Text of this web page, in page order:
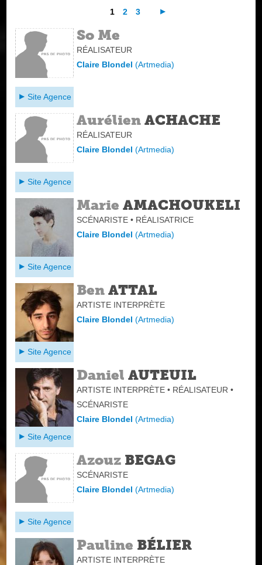
1 2 3
So Me
RÉALISATEUR
Claire Blondel(Artmedia)
Site Agence
Aurélien ACHACHE
RÉALISATEUR
Claire Blondel(Artmedia)
Site Agence
Marie AMACHOUKELI
SCÉNARISTE • RÉALISATRICE
Claire Blondel(Artmedia)
Site Agence
Ben ATTAL
ARTISTE INTERPRÈTE
Claire Blondel(Artmedia)
Site Agence
Daniel AUTEUIL
ARTISTE INTERPRÈTE • RÉALISATEUR •
SCÉNARISTE
Claire Blondel(Artmedia)
Site Agence
Azouz BEGAG
SCÉNARISTE
Claire Blondel(Artmedia)
Site Agence
Pauline BÉLIER
ARTISTE INTERPRÈTE